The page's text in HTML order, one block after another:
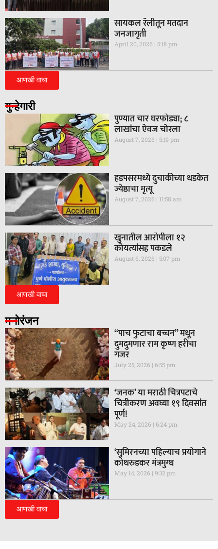
सायकल रॅलीतून मतदान
जनजागृती
April 20, 2026 5:18 pm
आणखी वाचा
गुन्हेगारी
पुण्यात चार घरफोड्या; ८
लाखांचा ऐवज चोरला
August 7, 2026 5:19 pm
हडपसरमध्ये दुचाकीच्या धडकेत
ज्येष्ठाचा मृत्यू
August 7, 2026 11:58 am
खुनातील आरोपीला १२
कोयत्यांसह पकडले
August 6, 2026 5:07 pm
आणखी वाचा
मनोरंजन
“पाच फुटाचा बच्चन” मधून
दुमदुमणार राम कृष्ण हरीचा
गजर
July 25, 2026 6:55 pm
‘जनक’ या मराठी चित्रपटाचे
चित्रीकरण अवघ्या १९ दिवसांत
पूर्ण!
May 24, 2026 6:24 pm
‘सुमिरनच्या पहिल्याच प्रयोगाने
कोथरुडकर मंत्रमुग्ध
May 14, 2026 9:32 pm
आणखी वाचा